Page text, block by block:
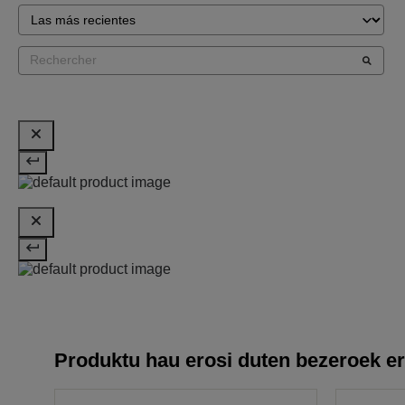
Produktu hau erosi duten bezeroek